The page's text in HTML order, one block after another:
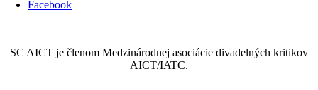
Facebook
SC AICT je členom Medzinárodnej asociácie divadelných kritikov
AICT/IATC.